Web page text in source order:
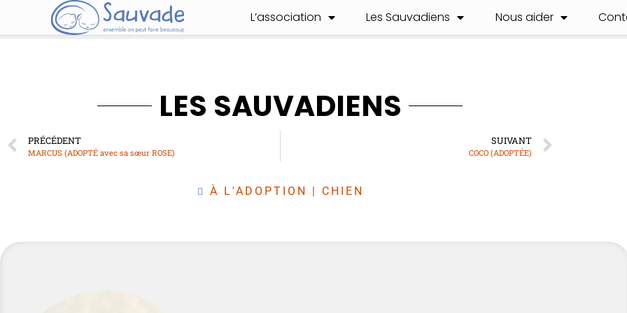
L’association Les Sauvadiens Nous aider
LES SAUVADIENS
PRÉCÉDENT
MARCUS (ADOPTÉ avec sa sœur ROSE)
SUIVANT
COCO (ADOPTÉE)
À L'ADOPTION | CHIEN